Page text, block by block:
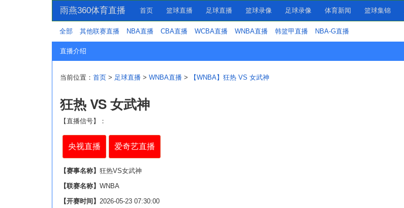
雨燕360体育直播 首页 篮球直播 足球直播 篮球录像 足球录像 体育新闻 篮球集锦
全部 其他联赛直播 NBA直播 CBA直播 WCBA直播 WNBA直播 韩篮甲直播 NBA-G直播
直播介绍
当前位置： 首页 > 足球直播 > WNBA直播 > 【WNBA】狂热 VS 女武神
狂热 VS 女武神
【直播信号】：
央视直播 爱奇艺直播
【赛事名称】 狂热VS女武神
【联赛名称】 WNBA
【开赛时间】 2026-05-23 07:30:00